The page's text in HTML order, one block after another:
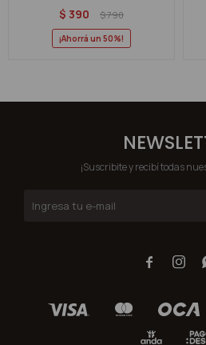
$ 390 $790
50
¡Suscribite y recibí todas
 